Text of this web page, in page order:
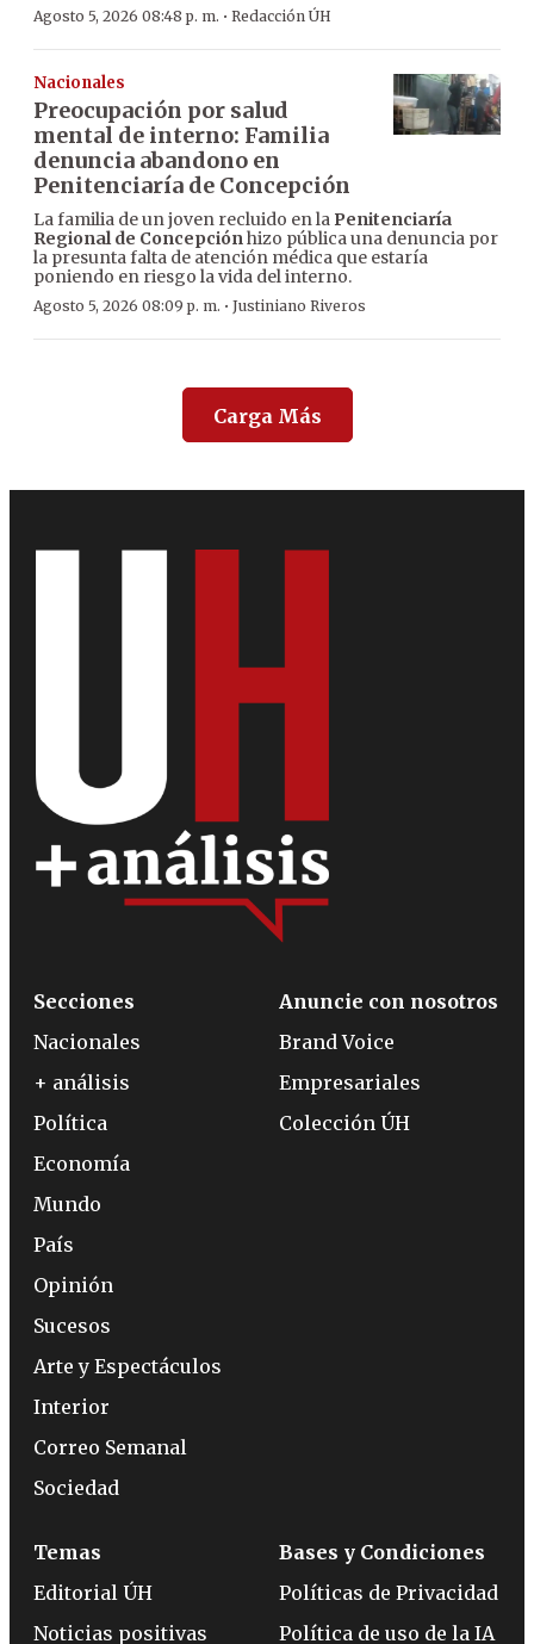
Agosto 5, 2026 08:48 p. m. · Redacción ÚH
Nacionales
Preocupación por salud
mental de interno: Familia
denuncia abandono en
Penitenciaría de Concepción
La familia de un joven recluido en la Penitenciaría
Regional de Concepciónhizo pública una denuncia por
la presunta falta de atención médica que estaría
poniendo en riesgo la vida del interno.
Agosto 5, 2026 08:09 p. m. · Justiniano Riveros
Carga Más
Secciones
Nacionales
+ análisis
Política
Economía
Mundo
País
Opinión
Sucesos
Arte y Espectáculos
Interior
Correo Semanal
Sociedad
Anuncie con nosotros
Brand Voice
Empresariales
Colección ÚH
Temas
Editorial ÚH
Noticias positivas
Bases y Condiciones
Políticas de Privacidad
Política de uso de la IA